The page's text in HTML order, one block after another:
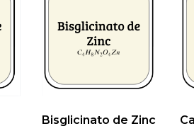
Bisglicinato de Zinc